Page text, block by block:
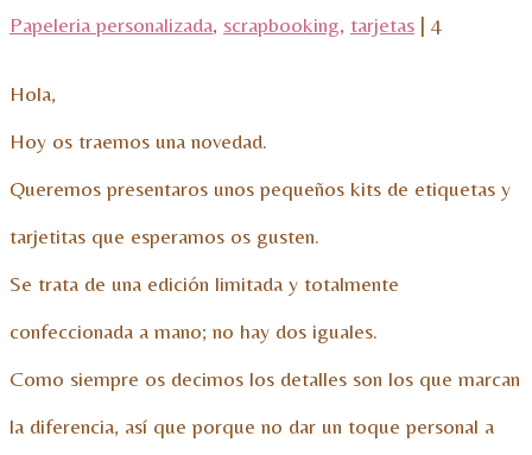
Papeleria personalizada, scrapbooking, tarjetas | 4
Hola,
Hoy os traemos una novedad.
Queremos presentaros unos pequeños kits de etiquetas y
tarjetitas que esperamos os gusten.
Se trata de una edición limitada y totalmente
confeccionada a mano; no hay dos iguales.
Como siempre os decimos los detalles son los que marcan
la diferencia, así que porque no dar un toque personal a